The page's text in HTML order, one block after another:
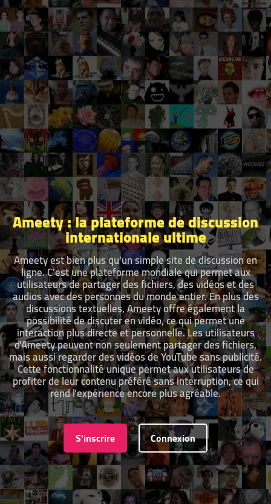
Ameety : la plateforme de discussion
internationale ultime
Ameety est bien plus qu'un simple site de discussion en
ligne. C'est une plateforme mondiale qui permet aux
utilisateurs de partager des fichiers, des vidéos et des
audios avec des personnes du monde entier. En plus des
discussions textuelles, Ameety offre également la
possibilité de discuter en vidéo, ce qui permet une
interaction plus directe et personnelle. Les utilisateurs
d'Ameety peuvent non seulement partager des fichiers,
mais aussi regarder des vidéos de YouTube sans publicité.
Cette fonctionnalité unique permet aux utilisateurs de
profiter de leur contenu préféré sans interruption, ce qui
rend l'expérience encore plus agréable.
S'inscrire Connexion